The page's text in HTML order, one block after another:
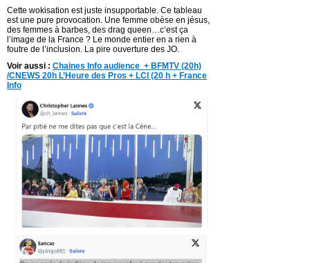
Cette wokisation est juste insupportable. Ce tableau
est une pure provocation. Une femme obèse en jésus,
des femmes à barbes, des drag queen…c’est ça
l’image de la France ? Le monde entier en a rien à
foutre de l’inclusion. La pire ouverture des JO.
Voir aussi : Chaines Info audience + BFMTV (20h)
/CNEWS 20h L’Heure des Pros + LCI (20 h + France
Info